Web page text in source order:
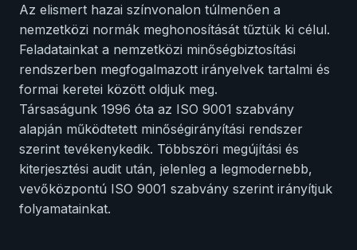
Az elismert hazai színvonalon túlmenően a
nemzetközi normák meghonosítását tűztük ki célul.
Feladatainkat a nemzetközi minőségbiztosítási
rendszerben megfogalmazott irányelvek tartalmi és
formai keretei között oldjuk meg.
Társaságunk 1996 óta az ISO 9001 szabvány
alapján működtetett minőségirányítási rendszer
szerint tevékenykedik. Többszöri megújítási és
kiterjesztési audit után, jelenleg a legmodernebb,
vevőközpontú ISO 9001 szabvány szerint irányítjuk
folyamatainkat.